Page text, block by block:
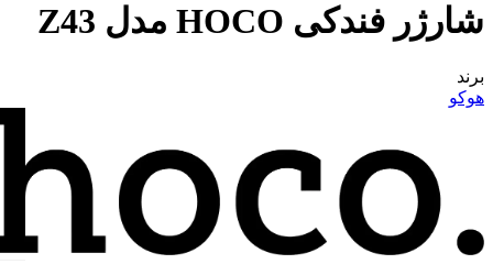
شارژر فندکی HOCO مدل Z43
برند
هوکو